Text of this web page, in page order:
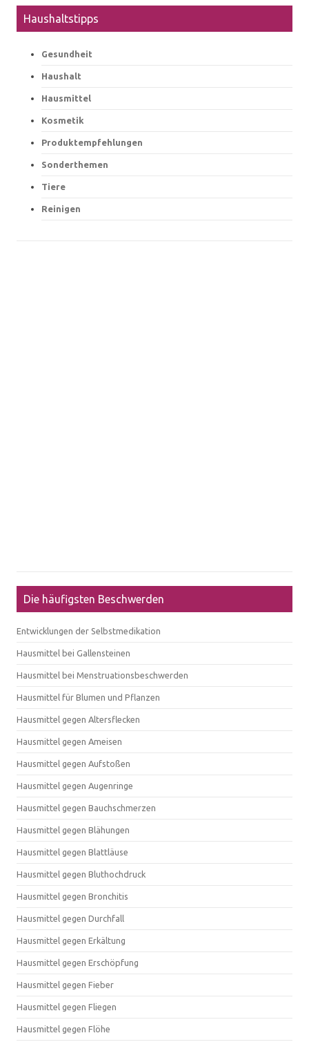
Haushaltstipps
Gesundheit
Haushalt
Hausmittel
Kosmetik
Produktempfehlungen
Sonderthemen
Tiere
Reinigen
Die häufigsten Beschwerden
Entwicklungen der Selbstmedikation
Hausmittel bei Gallensteinen
Hausmittel bei Menstruationsbeschwerden
Hausmittel für Blumen und Pflanzen
Hausmittel gegen Altersflecken
Hausmittel gegen Ameisen
Hausmittel gegen Aufstoßen
Hausmittel gegen Augenringe
Hausmittel gegen Bauchschmerzen
Hausmittel gegen Blähungen
Hausmittel gegen Blattläuse
Hausmittel gegen Bluthochdruck
Hausmittel gegen Bronchitis
Hausmittel gegen Durchfall
Hausmittel gegen Erkältung
Hausmittel gegen Erschöpfung
Hausmittel gegen Fieber
Hausmittel gegen Fliegen
Hausmittel gegen Flöhe